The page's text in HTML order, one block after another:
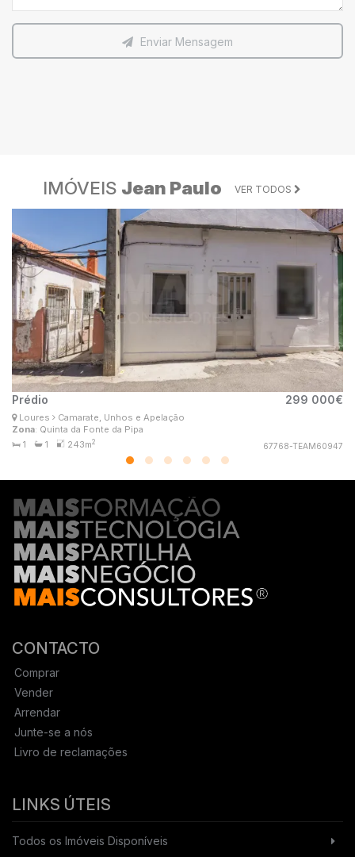
Enviar Mensagem
IMÓVEIS Jean Paulo VER TODOS
Prédio 299 000€
Loures
Camarate, Unhos e Apelação
Zona: Quinta da Fonte da Pipa
1
1 243m2 67768-TEAM60947
Consultor Imobiliário
MaisConsultores #TeamCaldas
CONTACTO
Comprar
Vender
Arrendar
Junte-se a nós
Livro de reclamações
LINKS ÚTEIS
Todos os Imóveis Disponíveis